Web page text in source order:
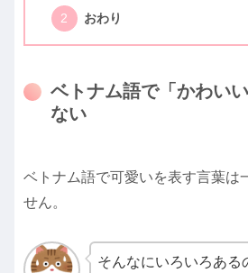
おわり
ベトナム語で「かわい
ない
ベトナム語で可愛いを表す言葉は
せん。
そんなにいろいろある